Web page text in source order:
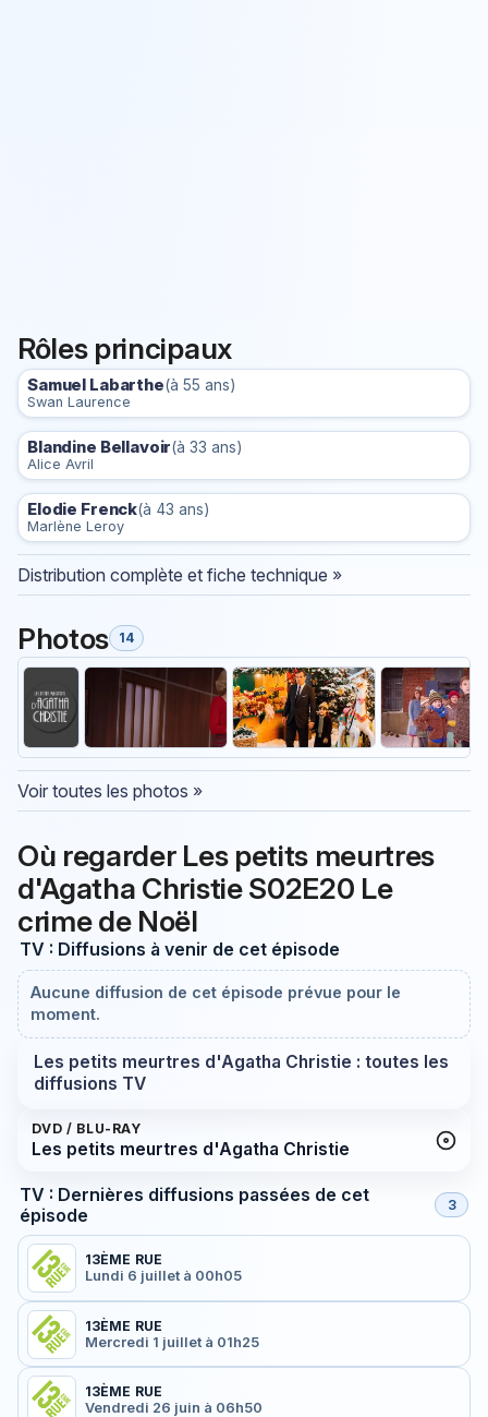
Rôles principaux
Samuel Labarthe(à 55 ans)
Swan Laurence
Blandine Bellavoir(à 33 ans)
Alice Avril
Elodie Frenck(à 43 ans)
Marlène Leroy
Distribution complète et fiche technique »
Photos 14
Voir toutes les photos »
Où regarder Les petits meurtres
d'Agatha Christie S02E20 Le
crime de Noël
TV : Diffusions à venir de cet épisode
Aucune diffusion de cet épisode prévue pour le
moment.
Les petits meurtres d'Agatha Christie : toutes les
diffusions TV
DVD / BLU-RAY
Les petits meurtres d'Agatha Christie
TV : Dernières diffusions passées de cet
épisode
3
13ÈME RUE
Lundi 6 juillet à 00h05
13ÈME RUE
Mercredi 1 juillet à 01h25
13ÈME RUE
Vendredi 26 juin à 06h50